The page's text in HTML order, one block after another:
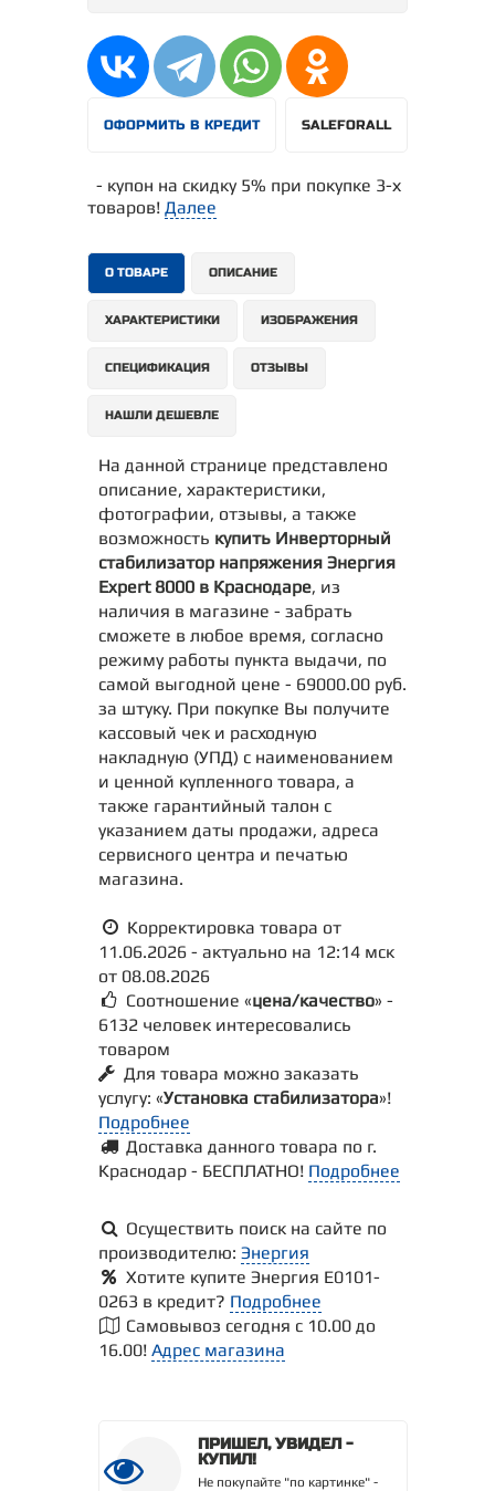
ОФОРМИТЬ В КРЕДИТ SALEFORALL
- купон на скидку 5% при покупке 3-х
товаров! Далее
О ТОВАРЕ ОПИСАНИЕ
ХАРАКТЕРИСТИКИ ИЗОБРАЖЕНИЯ
СПЕЦИФИКАЦИЯ ОТЗЫВЫ
НАШЛИ ДЕШЕВЛЕ
На данной странице представлено
описание, характеристики,
фотографии, отзывы, а также
возможность купить Инверторный
стабилизатор напряжения Энергия
Expert 8000 в Краснодаре, из
наличия в магазине - забрать
сможете в любое время, согласно
режиму работы пункта выдачи, по
самой выгодной цене - 69000.00 руб.
за штуку. При покупке Вы получите
кассовый чек и расходную
накладную (УПД) с наименованием
и ценной купленного товара, а
также гарантийный талон с
указанием даты продажи, адреса
сервисного центра и печатью
магазина.
Корректировка товара от
11.06.2026 - актуально на 12:14 мск
от 08.08.2026
Соотношение «цена/качество» -
6132 человек интересовались
товаром
Для товара можно заказать
услугу: «Установка стабилизатора»!
Подробнее
Доставка данного товара по г.
Краснодар - БЕСПЛАТНО! Подробнее
Осуществить поиск на сайте по
производителю: Энергия
Хотите купите Энергия Е0101-
0263 в кредит? Подробнее
Самовывоз сегодня с 10.00 до
16.00! Адрес магазина
ПРИШЕЛ, УВИДЕЛ -
КУПИЛ!
Не покупайте "по картинке" -